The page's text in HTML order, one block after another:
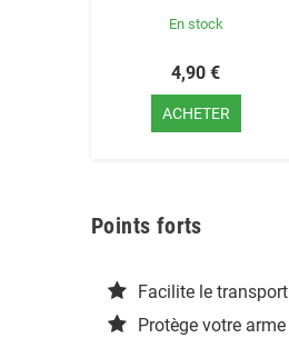
En stock
4,90 €
ACHETER
Points forts
Facilite le transport
Protège votre arme